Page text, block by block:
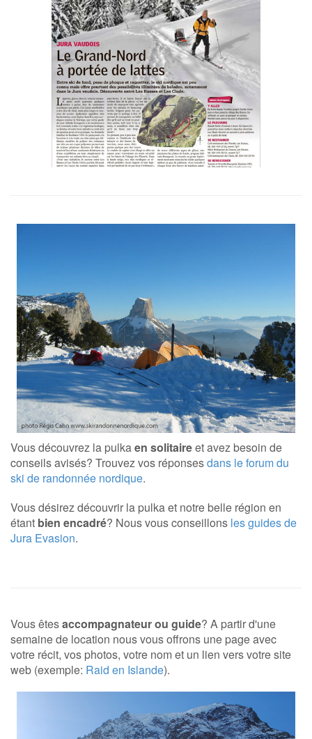
Vous découvrez la pulkaen solitaireet avez besoin de
conseils avisés? Trouvez vos réponsesdans le forum du
ski de randonnée nordique.
Vous désirez découvrir la pulka et notre belle région en
étant bien encadré? Nous vous conseillons les guides de
Jura Evasion.
Vous êtesaccompagnateur ou guide? A partir d'une
semaine de location nous vous offrons une page avec
votre récit, vos photos, votre nom et un lien vers votre site
web (exemple: Raid en Islande).